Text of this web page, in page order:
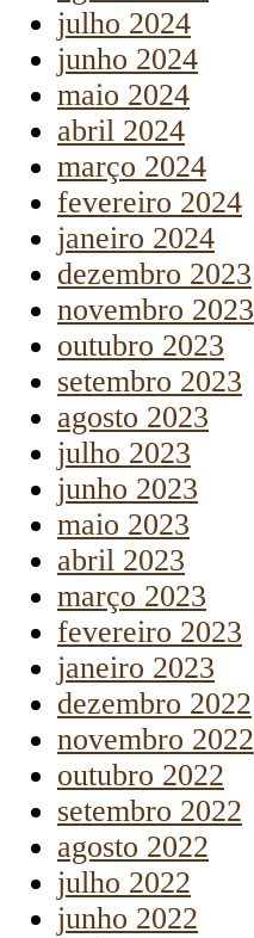
julho 2024
junho 2024
maio 2024
abril 2024
março 2024
fevereiro 2024
janeiro 2024
dezembro 2023
novembro 2023
outubro 2023
setembro 2023
agosto 2023
julho 2023
junho 2023
maio 2023
abril 2023
março 2023
fevereiro 2023
janeiro 2023
dezembro 2022
novembro 2022
outubro 2022
setembro 2022
agosto 2022
julho 2022
junho 2022